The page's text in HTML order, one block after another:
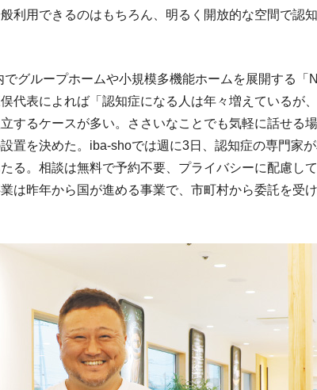
利用できるのはもちろん、明るく開放的な空間で認
グループホームや小規模多機能ホームを展開する「
代表によれば「認知症になる人は年々増えているが
するケースが多い。ささいなことでも気軽に話せる
置を決めた。iba-shoでは週に3日、認知症の専門家
る。相談は無料で予約不要、プライバシーに配慮し
は昨年から国が進める事業で、市町村から委託を受